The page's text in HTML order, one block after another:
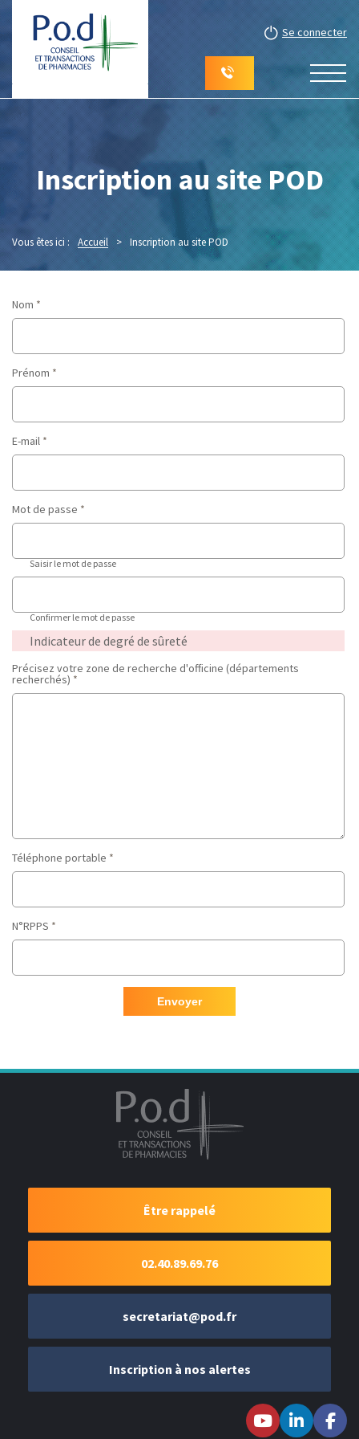
Se connecter
Inscription au site POD
Vous êtes ici : Accueil > Inscription au site POD
Nom *
Prénom *
E-mail *
Mot de passe *
Saisir le mot de passe
Confirmer le mot de passe
Indicateur de degré de sûreté
Précisez votre zone de recherche d'officine (départements
recherchés) *
Téléphone portable *
N°RPPS *
Envoyer
Être rappelé
02.40.89.69.76
secretariat@pod.fr
Inscription à nos alertes